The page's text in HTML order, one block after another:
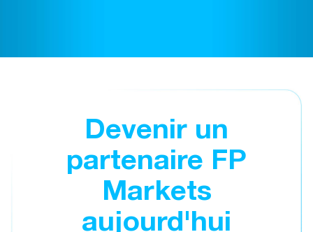
Devenir un
partenaire FP
Markets
aujourd'hui